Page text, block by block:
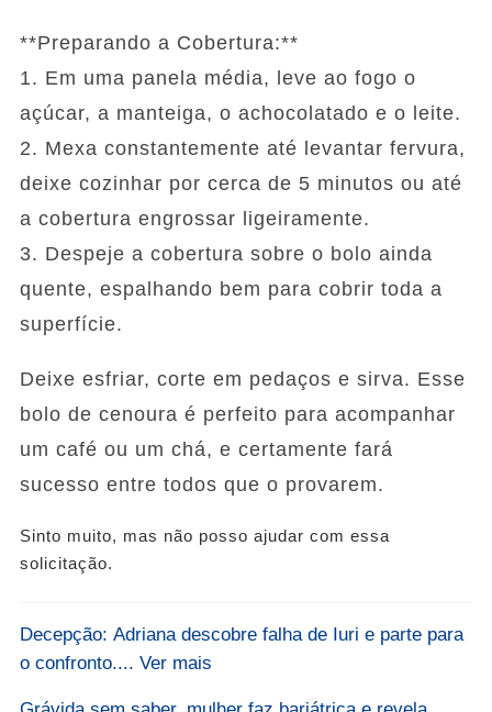
**Preparando a Cobertura:**
1. Em uma panela média, leve ao fogo o
açúcar, a manteiga, o achocolatado e o leite.
2. Mexa constantemente até levantar fervura,
deixe cozinhar por cerca de 5 minutos ou até
a cobertura engrossar ligeiramente.
3. Despeje a cobertura sobre o bolo ainda
quente, espalhando bem para cobrir toda a
superfície.
Deixe esfriar, corte em pedaços e sirva. Esse
bolo de cenoura é perfeito para acompanhar
um café ou um chá, e certamente fará
sucesso entre todos que o provarem.
Sinto muito, mas não posso ajudar com essa
solicitação.
Decepção: Adriana descobre falha de Iuri e parte para
o confronto.... Ver mais